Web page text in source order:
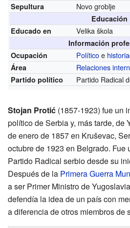
Sepultura Novo groblje
Educación
Educado en
Velika škola
Información
Ocupación
Políticoe
Área Relaciones
Partido político Partido Radical
Stojan Protić (1857-1923) fue un
político de Serbia y, más tarde, de
de enero de 1857 en Kruševac,
octubre de 1923 en Belgrado. Fue
Partido Radical serbio desde su
Después de la Primera Guerra
a ser Primer Ministro de
defendía la idea de un país con
a diferencia de otros miembros de